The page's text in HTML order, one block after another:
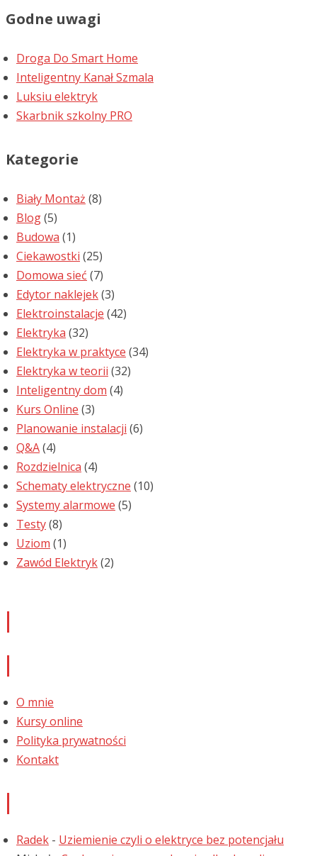
Godne uwagi
Droga Do Smart Home
Inteligentny Kanał Szmala
Luksiu elektryk
Skarbnik szkolny PRO
Kategorie
Biały Montaż (8)
Blog(5)
Budowa (1)
Ciekawostki (25)
Domowa sieć (7)
Edytor naklejek(3)
Elektroinstalacje (42)
Elektryka (32)
Elektryka w praktyce (34)
Elektryka w teorii (32)
Inteligentny dom (4)
Kurs Online (3)
Planowanie instalacji (6)
Q&A(4)
Rozdzielnica (4)
Schematy elektryczne (10)
Systemy alarmowe (5)
Testy(8)
Uziom (1)
Zawód Elektryk(2)
O mnie
Kursy online
Polityka prywatności
Kontakt
Radek - Uziemienie czyli o elektryce bez potencjału